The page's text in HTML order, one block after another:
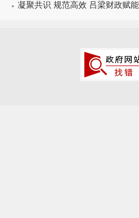
凝聚共识 规范高效 吕梁财政赋